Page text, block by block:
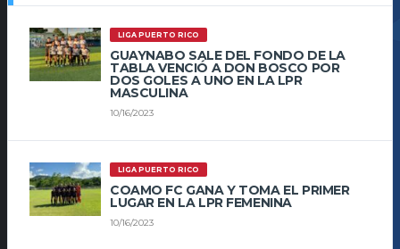
LIGA PUERTO RICO
GUAYNABO SALE DEL FONDO DE LA
TABLA VENCIÓ A DON BOSCO POR
DOS GOLES A UNO EN LA LPR
MASCULINA
10/16/2023
LIGA PUERTO RICO
COAMO FC GANA Y TOMA EL PRIMER
LUGAR EN LA LPR FEMENINA
10/16/2023